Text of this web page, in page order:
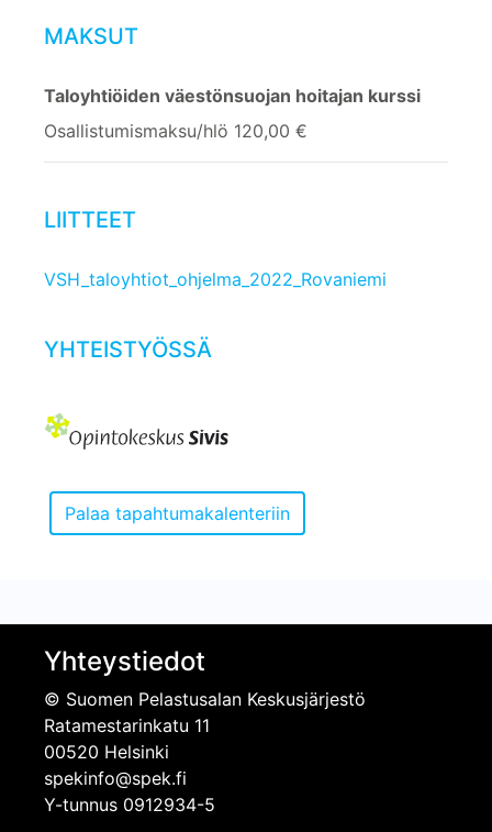
MAKSUT
Taloyhtiöiden väestönsuojan hoitajan kurssi
Osallistumismaksu/hlö 120,00 €
LIITTEET
VSH_taloyhtiot_ohjelma_2022_Rovaniemi
YHTEISTYÖSSÄ
Yhteystiedot
© Suomen Pelastusalan Keskusjärjestö
Ratamestarinkatu 11
00520 Helsinki
spekinfo@spek.fi
Y-tunnus 0912934-5